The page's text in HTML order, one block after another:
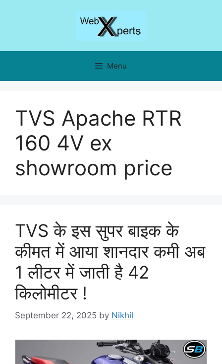
Menu
TVS Apache RTR
160 4V ex
showroom price
TVS के इस सुपर बाइक के
कीमत में आया शानदार कमी अब
1 लीटर में जाती है 42
किलोमीटर !
September 22, 2025 by Nikhil